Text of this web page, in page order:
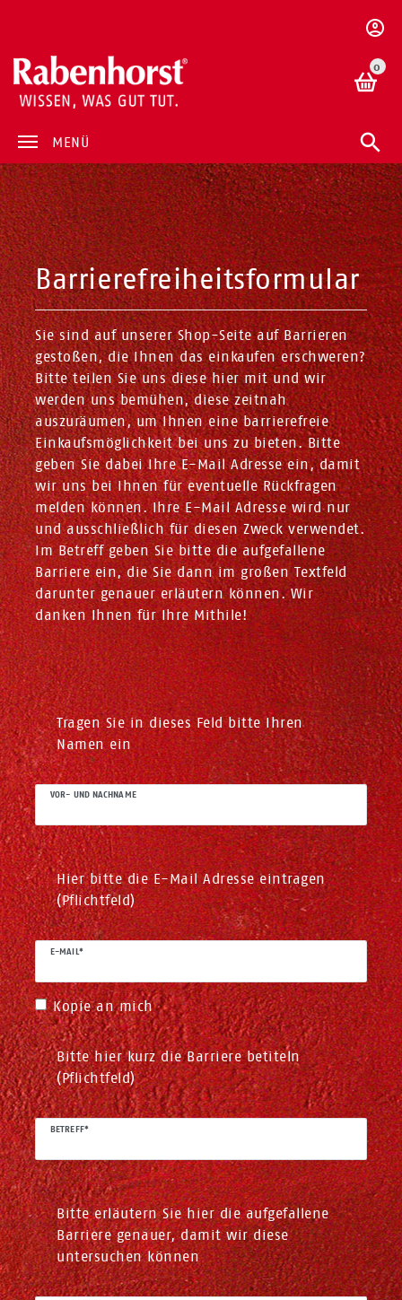
0
MENÜ
Barrierefreiheitsformular
Sie sind auf unserer Shop-Seite auf Barrieren
gestoßen, die Ihnen das einkaufen erschweren?
Bitte teilen Sie uns diese hier mit und wir
werden uns bemühen, diese zeitnah
auszuräumen, um Ihnen eine barrierefreie
Einkaufsmöglichkeit bei uns zu bieten. Bitte
geben Sie dabei Ihre E-Mail Adresse ein, damit
wir uns bei Ihnen für eventuelle Rückfragen
melden können. Ihre E-Mail Adresse wird nur
und ausschließlich für diesen Zweck verwendet.
Im Betreff geben Sie bitte die aufgefallene
Barriere ein, die Sie dann im großen Textfeld
darunter genauer erläutern können. Wir
danken Ihnen für Ihre Mithile!
Tragen Sie in dieses Feld bitte Ihren
Namen ein
VOR- UND NACHNAME
Hier bitte die E-Mail Adresse eintragen
(Pflichtfeld)
E-MAIL*
Kopie an mich
Bitte hier kurz die Barriere betiteln
(Pflichtfeld)
BETREFF*
Bitte erläutern Sie hier die aufgefallene
Barriere genauer, damit wir diese
untersuchen können
Ceres::Template.mailFormHoneypotLabel